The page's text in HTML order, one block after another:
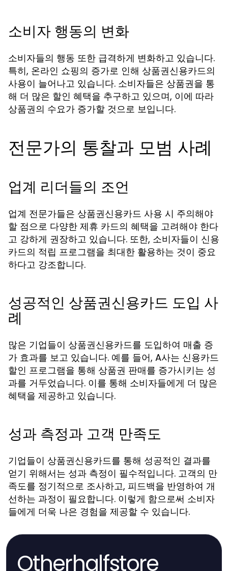
소비자 행동의 변화
소비자들의 행동 또한 급격하게 변화하고 있습니다.
특히, 온라인 쇼핑의 증가로 인해 상품권신용카드의
사용이 늘어나고 있습니다. 소비자들은 상품권을 통
해 더 많은 할인 혜택을 추구하고 있으며, 이에 따라
상품권의 수요가 증가할 것으로 보입니다.
전문가의 통찰과 모범 사례
업계 리더들의 조언
업계 전문가들은 상품권신용카드 사용 시 주의해야
할 점으로 다양한 제휴 카드의 혜택을 고려해야 한다
고 강하게 권장하고 있습니다. 또한, 소비자들이 신용
카드의 적립 프로그램을 최대한 활용하는 것이 중요
하다고 강조합니다.
성공적인 상품권신용카드 도입 사
례
많은 기업들이 상품권신용카드를 도입하여 매출 증
가 효과를 보고 있습니다. 예를 들어, A사는 신용카드
할인 프로그램을 통해 상품권 판매를 증가시키는 성
과를 거두었습니다. 이를 통해 소비자들에게 더 많은
혜택을 제공하고 있습니다.
성과 측정과 고객 만족도
기업들이 상품권신용카드를 통해 성공적인 결과를
얻기 위해서는 성과 측정이 필수적입니다. 고객의 만
족도를 정기적으로 조사하고, 피드백을 반영하여 개
선하는 과정이 필요합니다. 이렇게 함으로써 소비자
들에게 더욱 나은 경험을 제공할 수 있습니다.
Otherhalfstore